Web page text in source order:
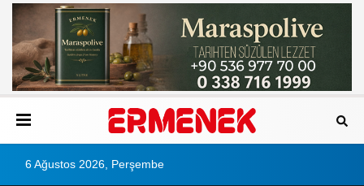
6 Ağustos 2026, Perşembe